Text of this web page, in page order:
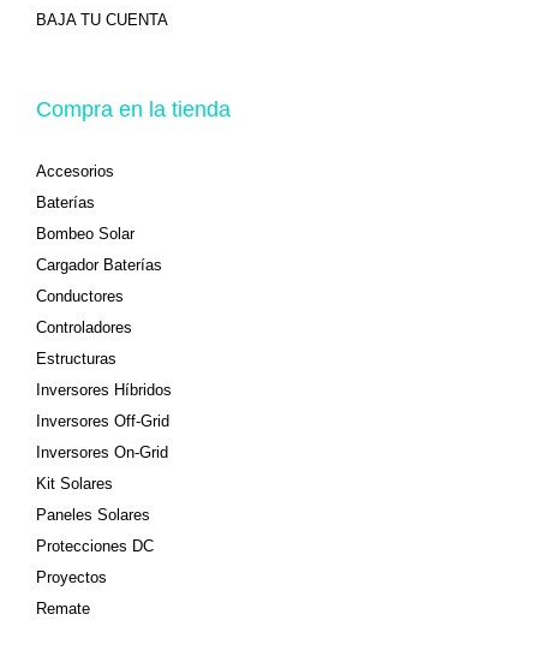
BAJA TU CUENTA
Compra en la tienda
Accesorios
Baterías
Bombeo Solar
Cargador Baterías
Conductores
Controladores
Estructuras
Inversores Híbridos
Inversores Off-Grid
Inversores On-Grid
Kit Solares
Paneles Solares
Protecciones DC
Proyectos
Remate